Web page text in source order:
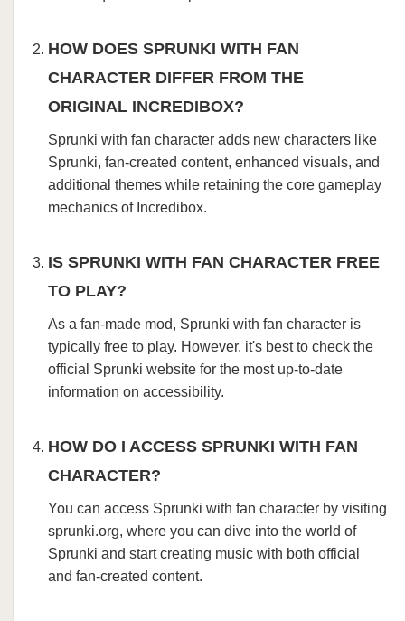
HOW DOES SPRUNKI WITH FAN
CHARACTER DIFFER FROM THE
ORIGINAL INCREDIBOX?
Sprunki with fan character adds new characters like
Sprunki, fan-created content, enhanced visuals, and
additional themes while retaining the core gameplay
mechanics of Incredibox.
IS SPRUNKI WITH FAN CHARACTER FREE
TO PLAY?
As a fan-made mod, Sprunki with fan character is
typically free to play. However, it's best to check the
official Sprunki website for the most up-to-date
information on accessibility.
HOW DO I ACCESS SPRUNKI WITH FAN
CHARACTER?
You can access Sprunki with fan character by visiting
sprunki.org, where you can dive into the world of
Sprunki and start creating music with both official
and fan-created content.